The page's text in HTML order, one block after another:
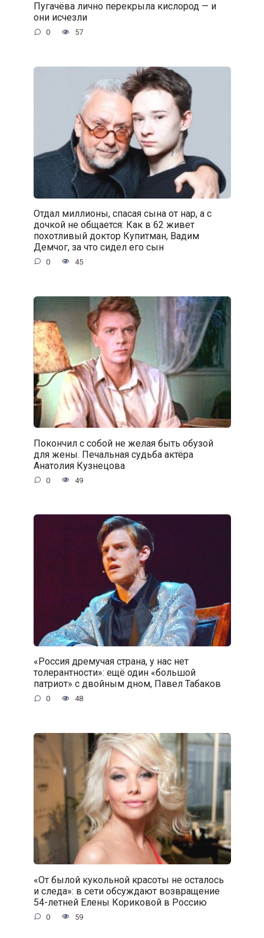
Пугачёва лично перекрыла кислород — и
они исчезли
0 57
Отдал миллионы, спасая сына от нар, а с
дочкой не общается: Как в 62 живет
похотливый доктор Купитман, Вадим
Демчог, за что сидел его сын
0 45
Покончил с собой не желая быть обузой
для жены. Печальная судьба актёра
Анатолия Кузнецова
0 49
«Россия дремучая страна, у нас нет
толерантности»: ещё один «большой
патриот» с двойным дном, Павел Табаков
0 48
«От былой кукольной красоты не осталось
и следа»: в сети обсуждают возвращение
54-летней Елены Кориковой в Россию
0 59